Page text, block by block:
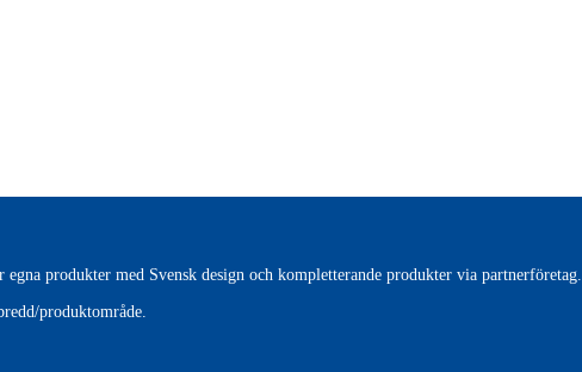
produkter med Svensk design och kompletterande produkter via partnerföretag.
produktområde.